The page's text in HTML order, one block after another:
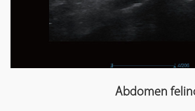
Abdomen